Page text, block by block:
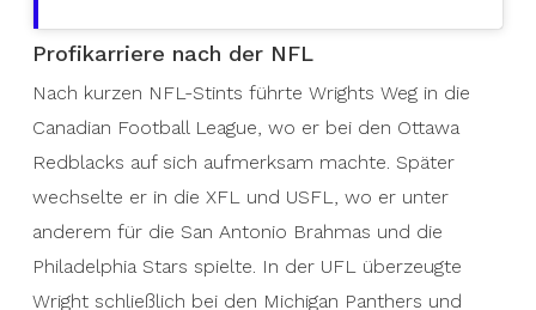
Profikarriere nach der NFL
Nach kurzen NFL-Stints führte Wrights Weg in die
Canadian Football League, wo er bei den Ottawa
Redblacks auf sich aufmerksam machte. Später
wechselte er in die XFL und USFL, wo er unter
anderem für die San Antonio Brahmas und die
Philadelphia Stars spielte. In der UFL überzeugte
Wright schließlich bei den Michigan Panthers und